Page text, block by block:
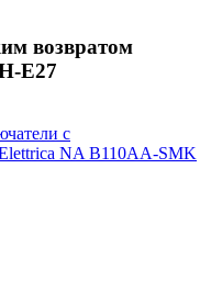
возвратом
E27